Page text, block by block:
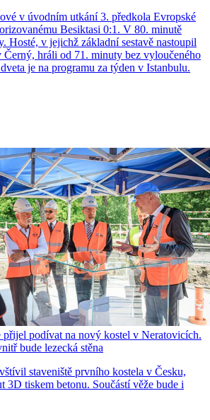
v úvodním utkání 3. předkola Evropské
Besiktasi 0:1. V 80. minutě
Hosté, v jejichž základní sestavě nastoupil
hráli od 71. minuty bez vyloučeného
je na programu za týden v Istanbulu.
přijel podívat na nový kostel v Neratovicích.
bude lezecká stěna
staveniště prvního kostela v Česku,
3D tiskem betonu. Součástí věže bude i